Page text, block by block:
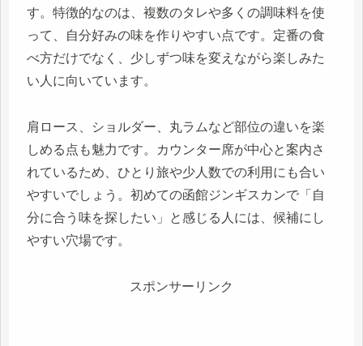
す。特徴的なのは、複数のタレや多くの調味料を使
って、自分好みの味を作りやすい点です。定番の食
べ方だけでなく、少しずつ味を変えながら楽しみた
い人に向いています。
肩ロース、ショルダー、丸ラムなど部位の違いを楽
しめる点も魅力です。カウンター席が中心と案内さ
れているため、ひとり旅や少人数での利用にも合い
やすいでしょう。初めての函館ジンギスカンで「自
分に合う味を探したい」と感じる人には、候補にし
やすい穴場です。
スポンサーリンク